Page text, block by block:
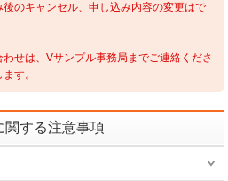
のキャンセル、申し込み内容の変更はで
せは、Vサンプル事務局までご連絡くださ
す。
関する注意事項